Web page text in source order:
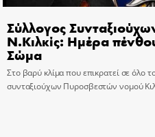
Σύλλογος
Ν.Κιλκίς: Ημέρα
Σώμα
Στο βαρύ κλίμα που επικρατεί σε όλο
συνταξιούχων Πυροσβεστών νομού